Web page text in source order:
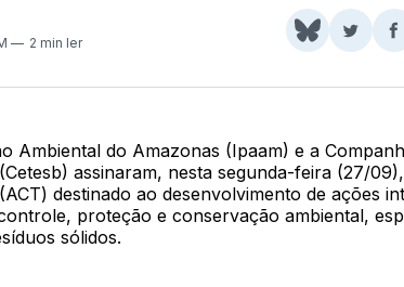
2 min ler
Share
BlueSky
Ambiental do Amazonas (Ipaam) e a
assinaram, nesta segunda-feira (27/
destinado ao desenvolvimento de ações
proteção e conservação ambiental,
sólidos.